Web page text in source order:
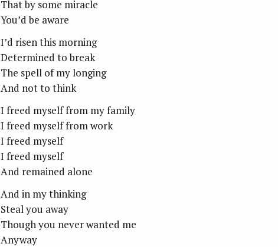
That by some miracle
You’d be aware
I’d risen this morning
Determined to break
The spell of my longing
And not to think
I freed myself from my family
I freed myself from work
I freed myself
I freed myself
And remained alone
And in my thinking
Steal you away
Though you never wanted me
Anyway